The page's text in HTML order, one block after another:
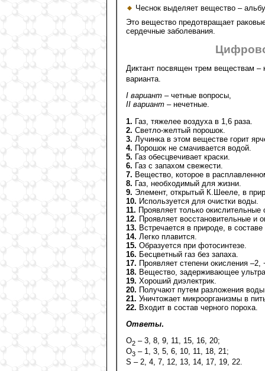
Чеснок выделяет вещество –
Это вещество предотвращает
сердечные заболевания.
Диктант посвящен трем веществам –
варианта.
I вариант – четные вопросы,
II вариант – нечетные.
1. Газ, тяжелее воздуха в 1,6 раза.
2. Светло-желтый порошок.
3. Лучинка в этом веществе горит
4. Порошок не смачивается водой.
5. Газ обесцвечивает краски.
6. Газ с запахом свежести.
7. Вещество, которое в
8. Газ, необходимый для жизни.
9. Элемент, открытый К.Шееле, в
10. Используется для очистки воды.
11. Проявляет только окислительные
12. Проявляет восстановительные и
13. Встречается в природе, в составе
14. Легко плавится.
15. Образуется при фотосинтезе.
16. Бесцветный газ без запаха.
17. Проявляет степени окисления –2,
18. Вещество, задерживающее
19. Хороший диэлектрик.
20. Получают путем разложения
21. Уничтожает микроорганизмы в
22. Входит в состав черного пороха.
Ответы.
О2 – 3, 8, 9, 11, 15, 16, 20;
О3 – 1, 3, 5, 6, 10, 11, 18, 21;
S – 2, 4, 7, 12, 13, 14, 17, 19, 22.